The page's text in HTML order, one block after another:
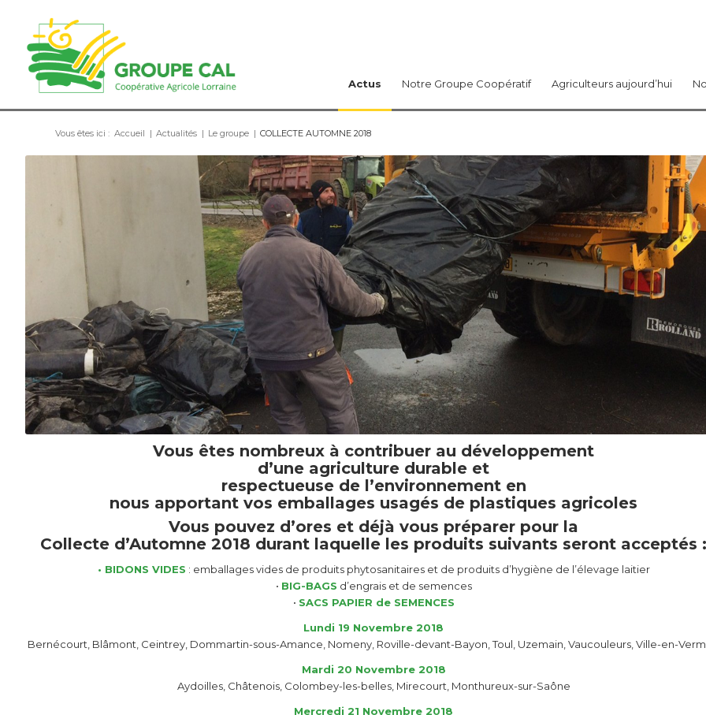
Actus Notre Groupe Coopératif Agriculteurs aujourd’hui
Vous êtes ici : Accueil | Actualités | Le groupe | COLLECTE AUTOMNE 2018
Vous êtes nombreux à contribuer au développement
d’une agriculture durable et
respectueuse de l’environnement en
nous apportant vos emballages usagés de plastiques agricoles
Vous pouvez d’ores et déjà vous préparer pour la
Collecte d’Automne 2018 durant laquelle les produits suivants seront acceptés
• BIDONS VIDES : emballages vides de produits phytosanitaires et de produits d’hygiène de l’élevage laitier
• BIG-BAGS d’engrais et de semences
• SACS PAPIER de SEMENCES
Lundi 19 Novembre 2018
Bernécourt, Blâmont, Ceintrey, Dommartin-sous-Amance, Nomeny, Roville-devant-Bayon, Toul, Uzemain, Vaucouleurs, Ville-en-
Mardi 20 Novembre 2018
Aydoilles, Châtenois, Colombey-les-belles, Mirecourt, Monthureux-sur-Saône
Mercredi 21 Novembre 2018